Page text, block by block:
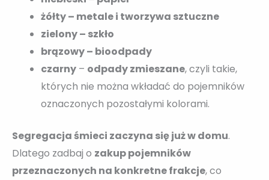
żółty – metale i tworzywa sztuczne
zielony – szkło
brązowy – bioodpady
czarny – odpady zmieszane, czyli takie,
których nie można wkładać do pojemników
oznaczonych pozostałymi kolorami.
Segregacja śmieci zaczyna się już w domu.
Dlatego zadbaj o zakup pojemników
przeznaczonych na konkretne frakcje, co